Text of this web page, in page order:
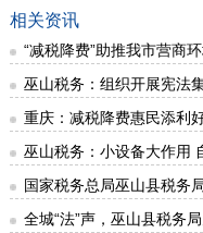
相关资讯
“减税降费”助推我市营商
巫山税务：组织开展宪法
重庆：减税降费惠民添利
巫山税务：小设备大作用
国家税务总局巫山县税务
全城“法”声，巫山县税务